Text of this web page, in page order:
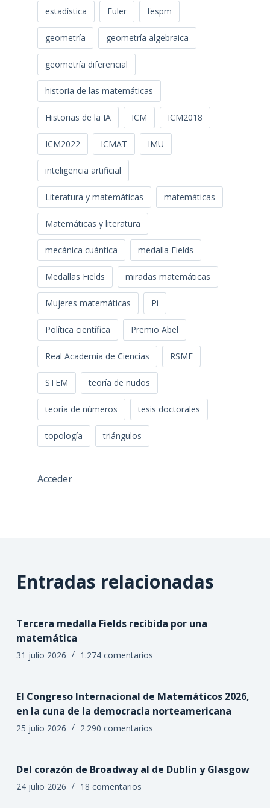
estadística Euler fespm
geometría geometría algebraica
geometría diferencial
historia de las matemáticas
Historias de la IA ICM ICM2018
ICM2022 ICMAT IMU
inteligencia artificial
Literatura y matemáticas matemáticas
Matemáticas y literatura
mecánica cuántica medalla Fields
Medallas Fields miradas matemáticas
Mujeres matemáticas Pi
Política científica Premio Abel
Real Academia de Ciencias RSME
STEM teoría de nudos
teoría de números tesis doctorales
topología triángulos
Acceder
Entradas relacionadas
Tercera medalla Fields recibida por una
matemática
31 julio 2026 1.274 comentarios
El Congreso Internacional de Matemáticos 2026,
en la cuna de la democracia norteamericana
25 julio 2026 2.290 comentarios
Del corazón de Broadway al de Dublín y Glasgow
24 julio 2026 18 comentarios